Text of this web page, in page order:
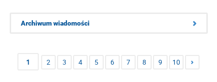
Archiwum wiadomości
1 2 3 4 5 6 7 8 9 10